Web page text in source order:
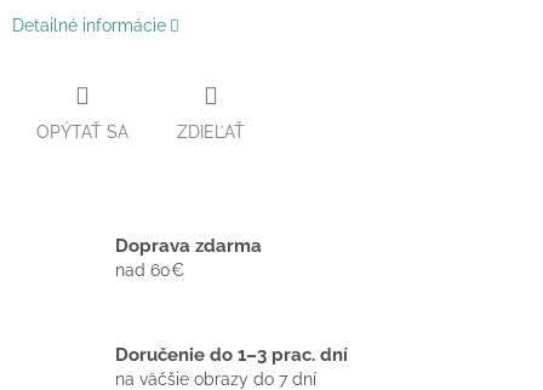
Detailné informácie
OPÝTAŤ SA ZDIEĽAŤ
Doprava zdarma
nad 60€
Doručenie do 1–3 prac. dní
na väčšie obrazy do 7 dní